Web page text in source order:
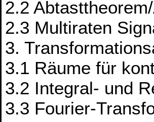
2.2
2.3 Multiraten
3.
3.1 Räume für
3.2 Integral- und
3.3 Fourier-